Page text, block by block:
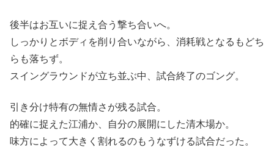
後半はお互いに捉え合う撃ち合いへ。
しっかりとボディを削り合いながら、消耗戦となるもどち
らも落ちず。
スイングラウンドが立ち並ぶ中、試合終了のゴング。
引き分け特有の無情さが残る試合。
的確に捉えた江浦か、自分の展開にした清木場か。
味方によって大きく割れるのもうなずける試合だった。